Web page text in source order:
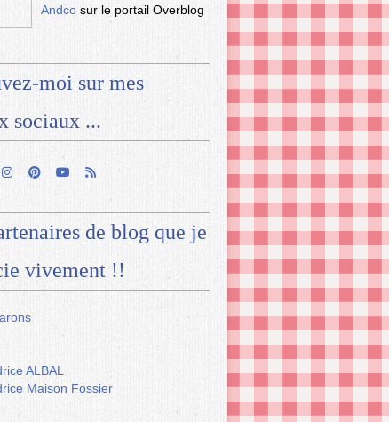
Andco sur le portail Overblog
moi sur mes
sociaux ...
de blog que je
vivement !!
ALBAL
Maison Fossier